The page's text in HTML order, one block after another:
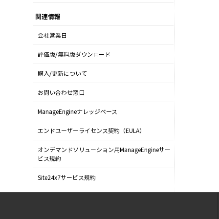
関連情報
会社営業日
評価版/無料版ダウンロード
購入/更新について
お問い合わせ窓口
ManageEngineナレッジベース
エンドユーザーライセンス契約（EULA）
オンデマンドソリューション用ManageEngineサー
ビス規約
Site24x7サービス規約